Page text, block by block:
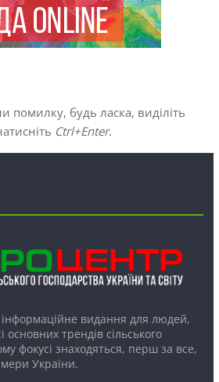
помилку, будь ласка, виділіть
Ctrl+Enter.
видання для людей,
основних трендів сільського
фокусі знаходяться, перш за все,
України.